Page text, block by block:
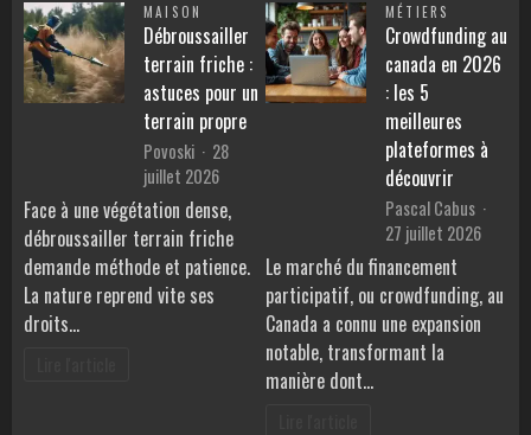
MAISON
Débroussailler
terrain friche :
astuces pour un
terrain propre
Povoski
28
juillet 2026
Face à une végétation dense,
débroussailler terrain friche
demande méthode et patience.
La nature reprend vite ses
droits…
MÉTIERS
Crowdfunding au
canada en 2026
: les 5
meilleures
plateformes à
découvrir
Pascal Cabus
27 juillet 2026
Le marché du financement
participatif, ou crowdfunding, au
Canada a connu une expansion
notable, transformant la
manière dont…